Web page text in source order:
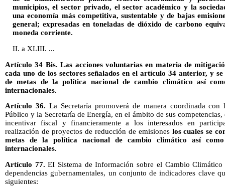
municipios, el sector privado, el sector académico y la
una economía más competitiva, sustentable y de bajas
general; expresadas en toneladas de dióxido de carbono
moneda corriente.
II. a XLIII. ...
Artículo 34 Bis. Las acciones voluntarias en materia de
cada uno de los sectores señalados en el artículo 34 anterior, y
de metas de la política nacional de cambio climático así
internacionales.
Artículo 36. La Secretaría promoverá de manera coordinada
Público y la Secretaría de Energía, en el ámbito de sus
incentivar fiscal y financieramente a los interesados en
realización de proyectos de reducción de emisiones los cuales se
metas de la política nacional de cambio climático así
internacionales.
Artículo 77. EI Sistema de Información sobre el Cambio
dependencias gubernamentales, un conjunto de indicadores clave
siguientes: